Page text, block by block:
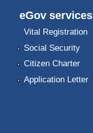
eGov services
Vital Registration
Social Security
Citizen Charter
Application Letter